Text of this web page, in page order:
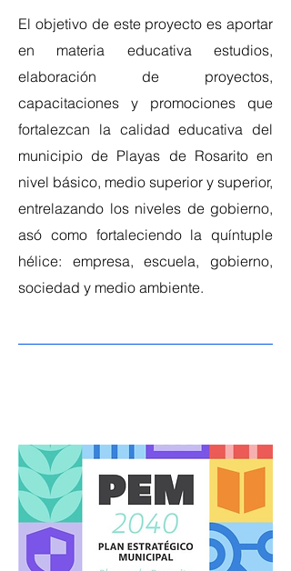
El objetivo de este proyecto es aportar
en materia educativa estudios,
elaboración de proyectos,
capacitaciones y promociones que
fortalezcan la calidad educativa del
municipio de Playas de Rosarito en
nivel básico, medio superior y superior,
entrelazando los niveles de gobierno,
asó como fortaleciendo la quíntuple
hélice: empresa, escuela, gobierno,
sociedad y medio ambiente.